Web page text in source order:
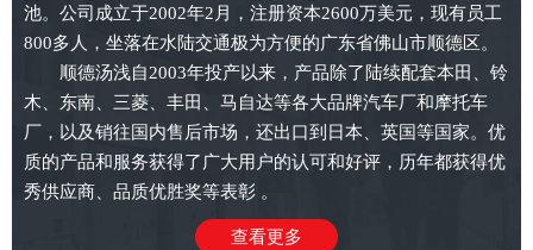
池。公司成立于2002年2月，注册资本2600万美元，现有员工
800多人，坐落在水陆交通极为方便的广东省佛山市顺德区。
顺德汤浅自2003年投产以来，产品除了陆续配套本田、铃
木、东南、三菱、丰田、马自达等各大品牌汽车厂和摩托车
厂，以及销往国内售后市场，还出口到日本、英国等国家。优
质的产品和服务获得了广大用户的认可和好评，历年都获得优
秀供应商、品质优胜奖等表彰 。
查看更多